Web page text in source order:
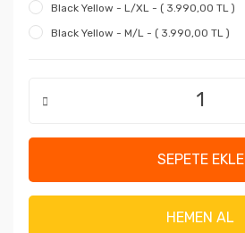
Black Yellow - L/XL - ( 3.990,00 TL )
Black Yellow - M/L - ( 3.990,00 TL )
SEPETE EKLE
HEMEN AL